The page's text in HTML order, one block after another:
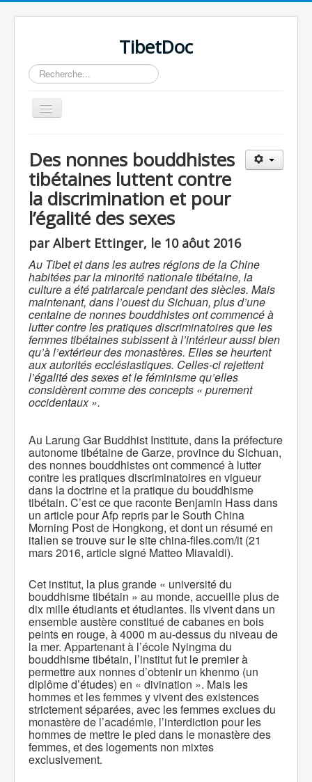
TibetDoc
Rechercher
Basculer
la
≡
Des nonnes bouddhistes
tibétaines luttent contre
la discrimination et pour
l’égalité des sexes
par Albert Ettinger, le 10 aôut 2016
Au Tibet et dans les autres régions de la Chine
habitées par la minorité nationale tibétaine, la
culture a été patriarcale pendant des siècles. Mais
maintenant, dans l’ouest du Sichuan, plus d’une
centaine de nonnes bouddhistes ont commencé à
lutter contre les pratiques discriminatoires que les
femmes tibétaines subissent à l’intérieur aussi bien
qu’à l’extérieur des monastères. Elles se heurtent
aux autorités ecclésiastiques. Celles-ci rejettent
l’égalité des sexes et le féminisme qu’elles
considèrent comme des concepts « purement
occidentaux ».
Au Larung Gar Buddhist Institute, dans la préfecture
autonome tibétaine de Garze, province du Sichuan,
des nonnes bouddhistes ont commencé à lutter
contre les pratiques discriminatoires en vigueur
dans la doctrine et la pratique du bouddhisme
tibétain. C’est ce que raconte Benjamin Hass dans
un article pour Afp repris par le South China
Morning Post de Hongkong, et dont un résumé en
italien se trouve sur le site china-files.com/it (21
mars 2016, article signé Matteo Miavaldi).
Cet institut, la plus grande « université du
bouddhisme tibétain » au monde, accueille plus de
dix mille étudiants et étudiantes. Ils vivent dans un
ensemble austère constitué de cabanes en bois
peints en rouge, à 4000 m au-dessus du niveau de
la mer. Appartenant à l’école Nyingma du
bouddhisme tibétain, l’institut fut le premier à
permettre aux nonnes d’obtenir un khenmo (un
diplôme d’études) en « divination ». Mais les
hommes et les femmes y vivent des existences
strictement séparées, avec les femmes exclues du
monastère de l’académie, l’interdiction pour les
hommes de mettre le pied dans le monastère des
femmes, et des logements non mixtes
exclusivement.